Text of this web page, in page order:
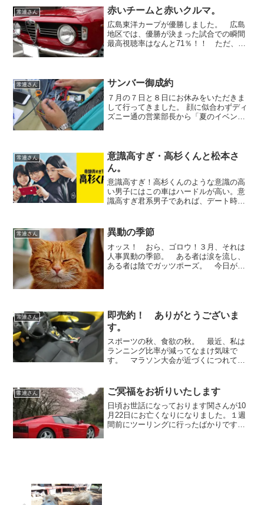
常連さん 赤いチームと赤いクルマ。
広島東洋カープが優勝しました。 広島
地区では、優勝が決まった試合での瞬間
最高視聴率はなんと71％！！ ただ、直
ってくれないのか？ 値...
常連さん サンバー御成約
７月の７日と８日にお休みをいただきま
して行ってきました。 顔に似合わずディ
ズニー通の営業部長から「夏のイベント
ランドに行ってきました。...
常連さん
意識高すぎ・高杉くんと松本さ
ん。
意識高すぎ！高杉くんのような意識の高
い男子にはこの車はハードルが高い。意
識高すぎ君系男子であれば、デート時に
レグノをチョイスしサイドバイザーも外
し、外部からのノイズを限...
常連さん 異動の季節
オッス！ おら、ゴロウ！３月、それは
人事異動の季節。 ある者は涙を流し、
ある者は陰でガッツポーズ。 今日が最
常連さん
即売約！ ありがとうございま
す。
スポーツの秋、食欲の秋。 最近、私は
ランニング比率が減ってなまけ気味で
す。 マラソン大会が近づくにつれてモ
よくロードバイクでお越しになります。
いつも１０時頃に到着されて...
常連さん ご冥福をお祈りいたします
日頃お世話になっております関さんが10
月22日にお亡くなりになりました。１週
間前にツーリングに行ったばかりです